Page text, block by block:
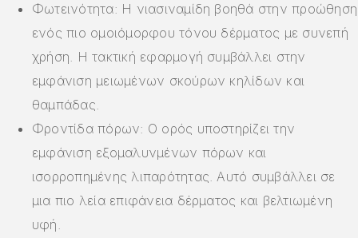
Φωτεινότητα: Η νιασιναμίδη βοηθά στην προώθηση
ενός πιο ομοιόμορφου τόνου δέρματος με συνεπή
χρήση. Η τακτική εφαρμογή συμβάλλει στην
εμφάνιση μειωμένων σκούρων κηλίδων και
θαμπάδας.
Φροντίδα πόρων: Ο ορός υποστηρίζει την
εμφάνιση εξομαλυνμένων πόρων και
ισορροπημένης λιπαρότητας. Αυτό συμβάλλει σε
μια πιο λεία επιφάνεια δέρματος και βελτιωμένη
υφή.